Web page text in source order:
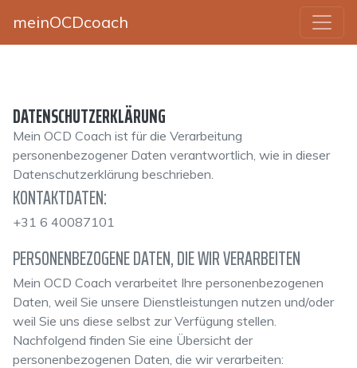
meinOCDcoach
DATENSCHUTZERKLÄRUNG
Mein OCD Coach ist für die Verarbeitung
personenbezogener Daten verantwortlich, wie in dieser
Datenschutzerklärung beschrieben.
KONTAKTDATEN:
+31 6 40087101
PERSONENBEZOGENE DATEN, DIE WIR VERARBEITEN
Mein OCD Coach verarbeitet Ihre personenbezogenen
Daten, weil Sie unsere Dienstleistungen nutzen und/oder
weil Sie uns diese selbst zur Verfügung stellen.
Nachfolgend finden Sie eine Übersicht der
personenbezogenen Daten, die wir verarbeiten: